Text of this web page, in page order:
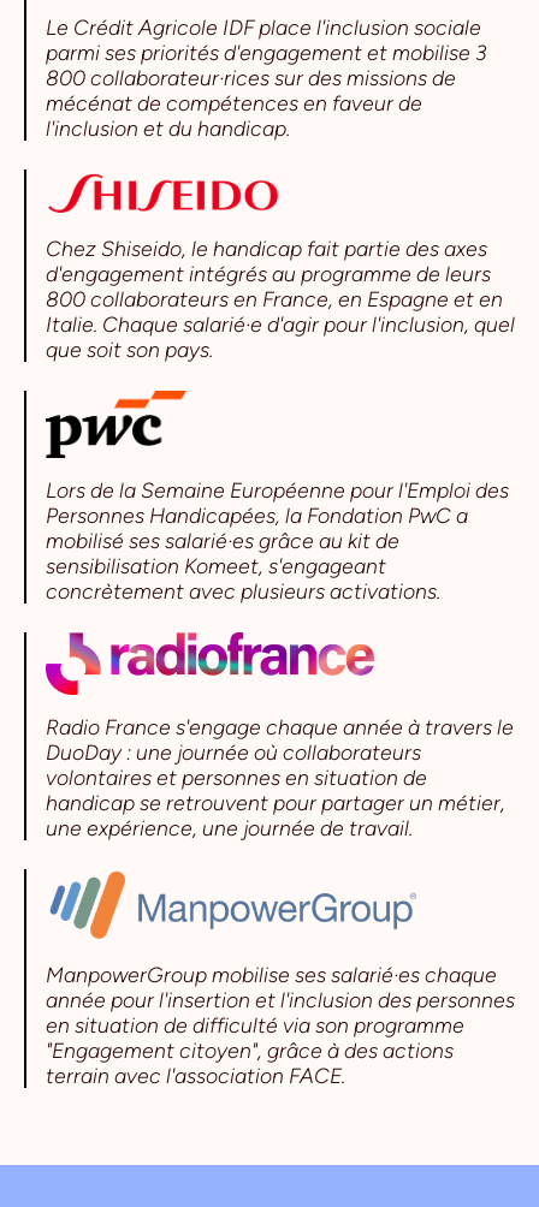
Le Crédit Agricole IDF place l'inclusion sociale
parmi ses priorités d'engagement et mobilise 3
800 collaborateur·rices sur des missions de
mécénat de compétences en faveur de
l'inclusion et du handicap.
Chez Shiseido, le handicap fait partie des axes
d'engagement intégrés au programme de leurs
800 collaborateurs en France, en Espagne et en
Italie. Chaque salarié·e d'agir pour l'inclusion, quel
que soit son pays.
Lors de la Semaine Européenne pour l'Emploi des
Personnes Handicapées, la Fondation PwC a
mobilisé ses salarié·es grâce au kit de
sensibilisation Komeet, s'engageant
concrètement avec plusieurs activations.
Radio France s'engage chaque année à travers le
DuoDay : une journée où collaborateurs
volontaires et personnes en situation de
handicap se retrouvent pour partager un métier,
une expérience, une journée de travail.
ManpowerGroup mobilise ses salarié·es chaque
année pour l'insertion et l'inclusion des personnes
en situation de difficulté via son programme
"Engagement citoyen", grâce à des actions
terrain avec l'association FACE.